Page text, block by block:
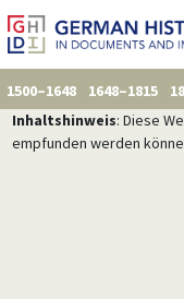
1500–1648 1648–1815
Inhaltshinweis: Diese
empfunden werden